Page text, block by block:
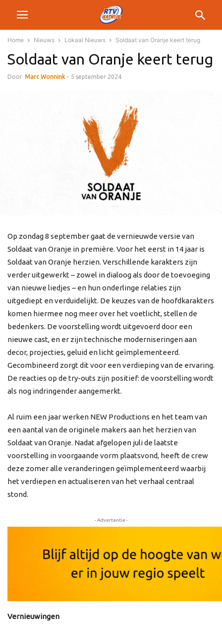
Home Nieuws Lokaal Nieuws Soldaat van Oranje keert terug
Soldaat van Oranje keert terug
Door Marc Wonnink - 5 september 2024
Op zondag 8 september gaat de vernieuwde versie van
Soldaat van Oranje in première. Voor het eerst in 14 jaar is
Soldaat van Oranje herzien. Verschillende karakters zijn
verder uitgewerkt – zowel in dialoog als door de toevoeging
van nieuwe liedjes – en hun onderlinge relaties zijn
uitgediept en verduidelijkt. De keuzes van de hoofdkarakters
komen hiermee nog meer over het voetlicht, stellen de
bedenkers. De voorstelling wordt uitgevoerd door een
nieuwe cast, en er zijn technische moderniseringen aan
decor, projecties, geluid en licht geïmplementeerd.
Gecombineerd zorgt dit voor een verdieping van de ervaring.
De reacties op de try-outs zijn positief: de voorstelling wordt
als nog indringender aangemerkt.
Al ruim een jaar werken NEW Productions en het team van
een aantal van de originele makers aan het herzien van
Soldaat van Oranje. Nadat afgelopen juli de laatste
voorstelling in voorgaande vorm plaatsvond, heeft de crew
deze zomer alle veranderingen geïmplementeerd waarbij
het verdiepen en actualiseren van het verhaal centraal
stond.
- Advertentie -
Vernieuwingen